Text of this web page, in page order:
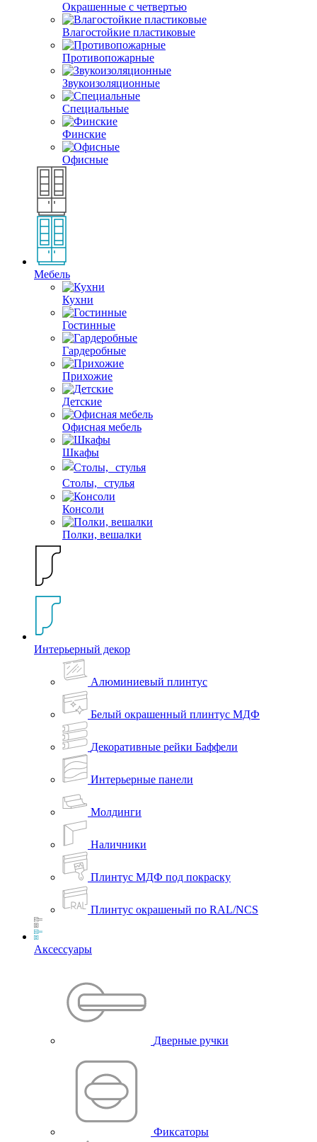
Окрашенные с четвертью
Влагостойкие пластиковые
Противопожарные
Звукоизоляционные
Специальные
Финские
Офисные
Мебель
Кухни
Гостинные
Гардеробные
Прихожие
Детские
Офисная мебель
Шкафы
Столы, стулья
Консоли
Полки, вешалки
Интерьерный декор
Алюминиевый плинтус
Белый окрашенный плинтус МДФ
Декоративные рейки Баффели
Интерьерные панели
Молдинги
Наличники
Плинтус МДФ под покраску
Плинтус окрашеный по RAL/NCS
Аксессуары
Дверные ручки
Фиксаторы